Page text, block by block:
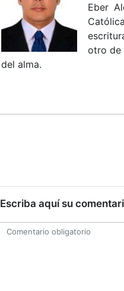
Eber
otro de
del alma.
Escriba aquí su